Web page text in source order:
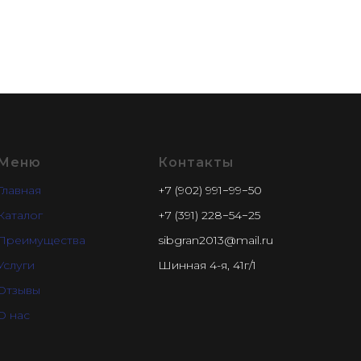
нас
Контакты
+7 (902) 991−99−50
+7 (391) 228−54−25
sibgran2013@mail.ru
Шинная 4-я, 41г/1